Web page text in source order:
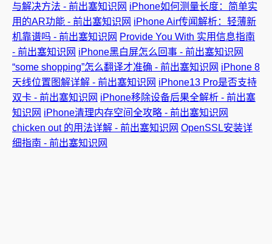
与解决方法 - 前出塞知识网 iPhone如何测量长度：简单实
用的AR功能 - 前出塞知识网 iPhone Air传闻解析：轻薄新
机靠谱吗 - 前出塞知识网 Provide You With 实用信息指南
- 前出塞知识网 iPhone黑白屏怎么回事 - 前出塞知识网
“some shopping”怎么翻译才准确 - 前出塞知识网 iPhone 8
天线位置图解详解 - 前出塞知识网 iPhone13 Pro是否支持
双卡 - 前出塞知识网 iPhone移除设备后果全解析 - 前出塞
知识网 iPhone清理内存空间全攻略 - 前出塞知识网
chicken out 的用法详解 - 前出塞知识网 OpenSSL安装详
细指南 - 前出塞知识网